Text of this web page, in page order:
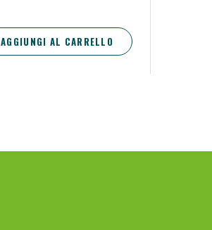
AGGIUNGI AL CARRELLO